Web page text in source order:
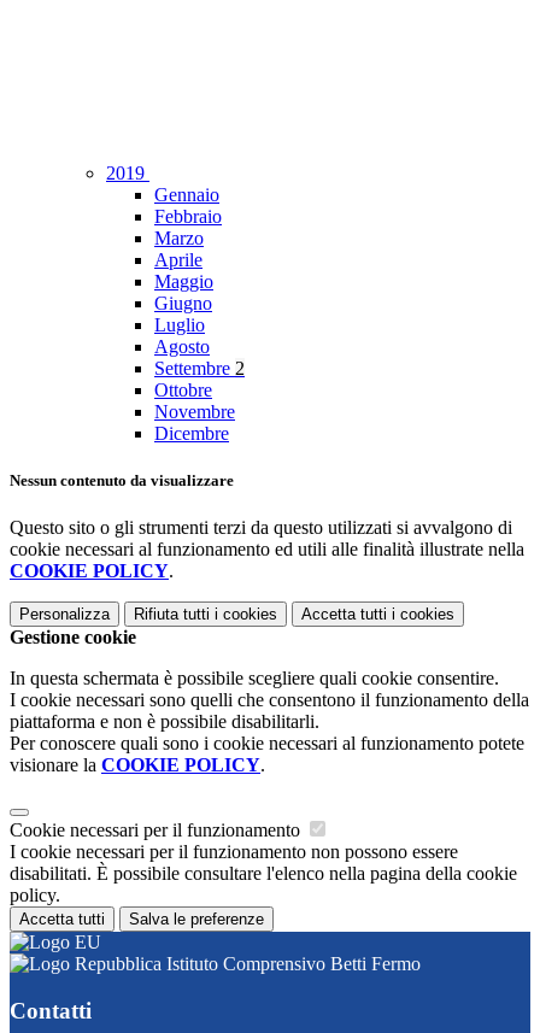
2019
Gennaio
Febbraio
Marzo
Aprile
Maggio
Giugno
Luglio
Agosto
Settembre 2
Ottobre
Novembre
Dicembre
Nessun contenuto da visualizzare
Questo sito o gli strumenti terzi da questo utilizzati si avvalgono di
cookie necessari al funzionamento ed utili alle finalità illustrate nella
COOKIE POLICY.
Personalizza Rifiuta tutti i cookies Accetta tutti i cookies
Gestione cookie
In questa schermata è possibile scegliere quali cookie consentire.
I cookie necessari sono quelli che consentono il funzionamento della
piattaforma e non è possibile disabilitarli.
Per conoscere quali sono i cookie necessari al funzionamento potete
visionare la COOKIE POLICY.
Cookie necessari per il funzionamento
I cookie necessari per il funzionamento non possono essere
disabilitati. È possibile consultare l'elenco nella pagina della cookie
policy.
Accetta tutti Salva le preferenze
Istituto Comprensivo Betti Fermo
Contatti